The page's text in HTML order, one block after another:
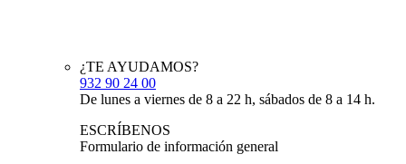
¿TE AYUDAMOS?
932 90 24 00
De lunes a viernes de 8 a 22 h, sábados de 8 a 14 h.
ESCRÍBENOS
Formulario de información general